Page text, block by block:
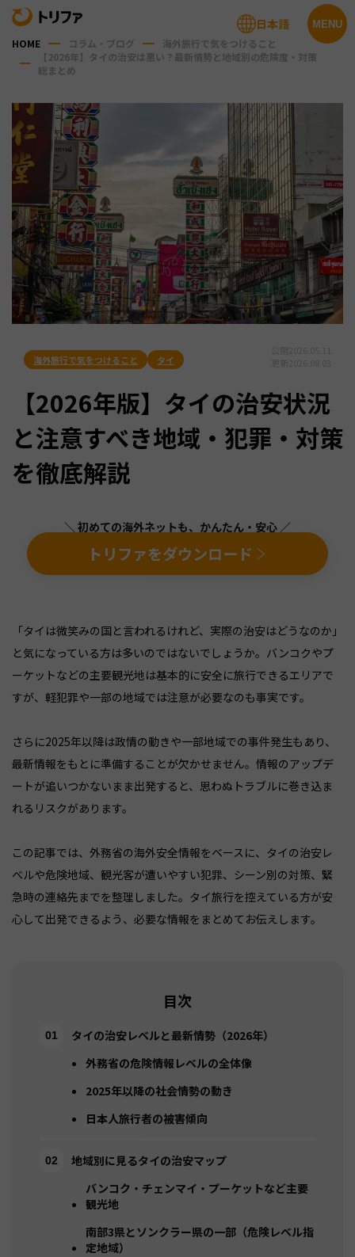
MENU
日本語
HOME コラム・ブログ
海外旅行で気をつけること
【2026年】タイの治安は悪い？最新情勢と地域別の危険度・対策
総まとめ
海外旅行で気をつけること タイ
【2026年版】タイの治安状況
と注意すべき地域・犯罪・対策
を徹底解説
＼ 初めての海外ネットも、かんたん・安心 ／
トリファをダウンロード
「タイは微笑みの国と言われるけれど、実際の治安はどうなのか」
と気になっている方は多いのではないでしょうか。バンコクやプ
ーケットなどの主要観光地は基本的に安全に旅行できるエリアで
すが、軽犯罪や一部の地域では注意が必要なのも事実です。
さらに2025年以降は政情の動きや一部地域での事件発生もあり、
最新情報をもとに準備することが欠かせません。情報のアップデ
ートが追いつかないまま出発すると、思わぬトラブルに巻き込ま
れるリスクがあります。
この記事では、外務省の海外安全情報をベースに、タイの治安レ
ベルや危険地域、観光客が遭いやすい犯罪、シーン別の対策、緊
急時の連絡先までを整理しました。タイ旅行を控えている方が安
心して出発できるよう、必要な情報をまとめてお伝えします。
目次
タイの治安レベルと最新情勢（2026年）
外務省の危険情報レベルの全体像
2025年以降の社会情勢の動き
日本人旅行者の被害傾向
地域別に見るタイの治安マップ
バンコク・チェンマイ・プーケットなど主要
観光地
南部3県とソンクラー県の一部（危険レベル指
定地域）